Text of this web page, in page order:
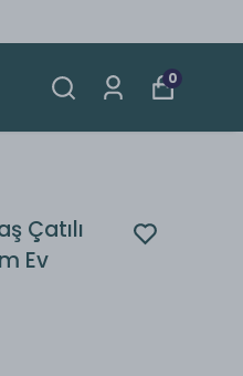
0
Çatılı
Ev